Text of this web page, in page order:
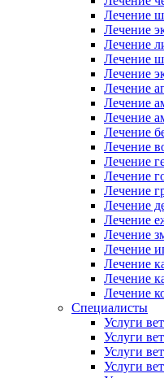
Лечение
Лечение
Лечение
Лечение
Лечение
Лечение
Лечение
Лечение
Лечение
Лечение
Лечение
Лечение
Лечение
Лечение
Лечение
Лечение
Лечение
Лечение
Лечение
Лечение
Специалисты
Услуги
Услуги
Услуги
Услуги